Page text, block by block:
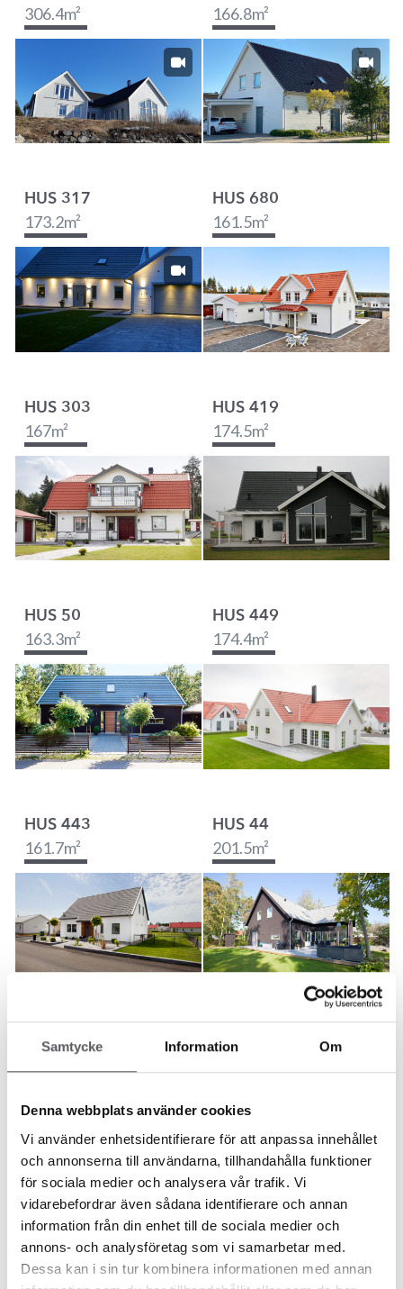
Samtycke Information Om
Denna webbplats använder cookies
Vi använder enhetsidentifierare för att anpassa innehållet
och annonserna till användarna, tillhandahålla funktioner
för sociala medier och analysera vår trafik. Vi
vidarebefordrar även sådana identifierare och annan
information från din enhet till de sociala medier och
annons- och analysföretag som vi samarbetar med.
Dessa kan i sin tur kombinera informationen med annan
306.4m² 166.8m²
HUS 317
173.2m²
HUS 680
161.5m²
HUS 303
167m²
HUS 419
174.5m²
HUS 50
163.3m²
HUS 449
174.4m²
HUS 443
161.7m²
HUS 44
201.5m²
193.4m² 196.5
HUS 73
164.9 m²